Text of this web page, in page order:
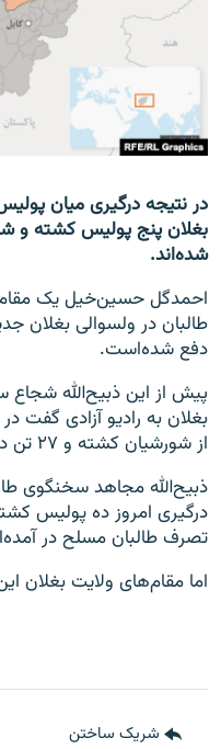
بحران مهاجرت
'کووید-۱۹'
تماس
صفحه پشتو
Azadi English
به ما بپیوندید
همۀ سایت‌های رادیو آزادی/
در نتیجه درگیری میان
بغلان پنج پولیس کشته
شده‌اند.
احمدگل حسین‌خیل یک
طالبان در ولسوالی بغلان
دفع شده‌است.
پیش از این ذبیح‌الله شجاع
بغلان به رادیو آزادی گفت
از شورشیان کشته و ۲۷ تن دیگر شان هم زخمی شده‌اند.
ذبیح‌الله مجاهد سخنگوی
درگیری امروز ده پولیس
تصرف طالبان مسلح در
اما مقام‌های ولایت بغلان
شریک ساختن